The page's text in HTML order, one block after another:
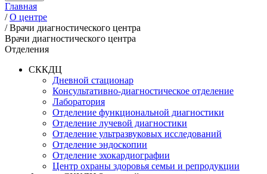
Главная
/ О центре
/ Врачи диагностического центра
Врачи диагностического центра
Отделения
СККДЦ
Дневной стационар
Консультативно-диагностическое отделение
Лаборатория
Отделение функциональной диагностики
Отделение лучевой диагностики
Отделение ультразвуковых исследований
Отделение эндоскопии
Отделение эхокардиографии
Центр охраны здоровья семьи и репродукции